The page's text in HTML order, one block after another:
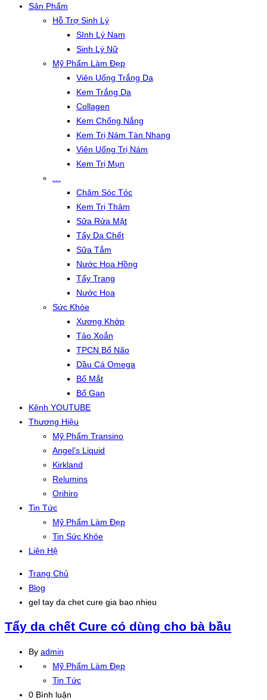
Sản Phẩm
Hỗ Trợ Sinh Lý
SInh Lý Nam
Sinh Lý Nữ
Mỹ Phẩm Làm Đẹp
Viên Uống Trắng Da
Kem Trắng Da
Collagen
Kem Chống Nắng
Kem Trị Nám Tàn Nhang
Viên Uống Trị Nám
Kem Trị Mụn
Chăm Sóc Tóc
Kem Trị Thâm
Sữa Rửa Mặt
Tẩy Da Chết
Sữa Tắm
Nước Hoa Hồng
Tẩy Trang
Nước Hoa
Sức Khỏe
Xương Khớp
Tảo Xoắn
TPCN Bổ Não
Dầu Cá Omega
Bổ Mắt
Bổ Gan
Kênh YOUTUBE
Thương Hiệu
Mỹ Phẩm Transino
Angel’s Liquid
Kirkland
Relumins
Orihiro
Tin Tức
Mỹ Phẩm Làm Đẹp
Tin Sức Khỏe
Liên Hệ
Trang Chủ
Blog
gel tay da chet cure gia bao nhieu
Tẩy da chết Cure có dùng cho bà bầu
By admin
Mỹ Phẩm Làm Đẹp
Tin Tức
0 Bình luận